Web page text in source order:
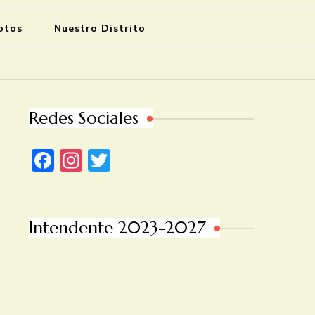
Nuestro Distrito
Redes Sociales
Facebook
Instagram
Intendente 2023-2027